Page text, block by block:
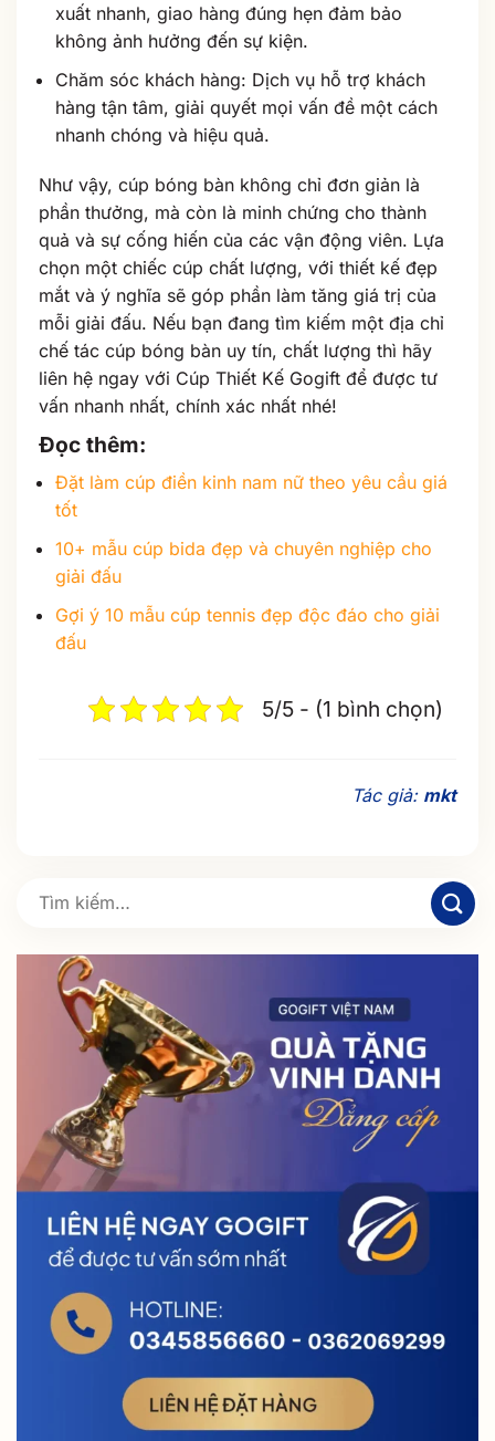
xuất nhanh, giao hàng đúng hẹn đảm bảo
không ảnh hưởng đến sự kiện.
Chăm sóc khách hàng: Dịch vụ hỗ trợ khách
hàng tận tâm, giải quyết mọi vấn đề một cách
nhanh chóng và hiệu quả.
Như vậy, cúp bóng bàn không chỉ đơn giản là
phần thưởng, mà còn là minh chứng cho thành
quả và sự cống hiến của các vận động viên. Lựa
chọn một chiếc cúp chất lượng, với thiết kế đẹp
mắt và ý nghĩa sẽ góp phần làm tăng giá trị của
mỗi giải đấu. Nếu bạn đang tìm kiếm một địa chỉ
chế tác cúp bóng bàn uy tín, chất lượng thì hãy
liên hệ ngay với Cúp Thiết Kế Gogift để được tư
vấn nhanh nhất, chính xác nhất nhé!
Đọc thêm:
Đặt làm cúp điền kinh nam nữ theo yêu cầu giá
tốt
10+ mẫu cúp bida đẹp và chuyên nghiệp cho
giải đấu
Gợi ý 10 mẫu cúp tennis đẹp độc đáo cho giải
đấu
5/5 - (1 bình chọn)
Tác giả: mkt